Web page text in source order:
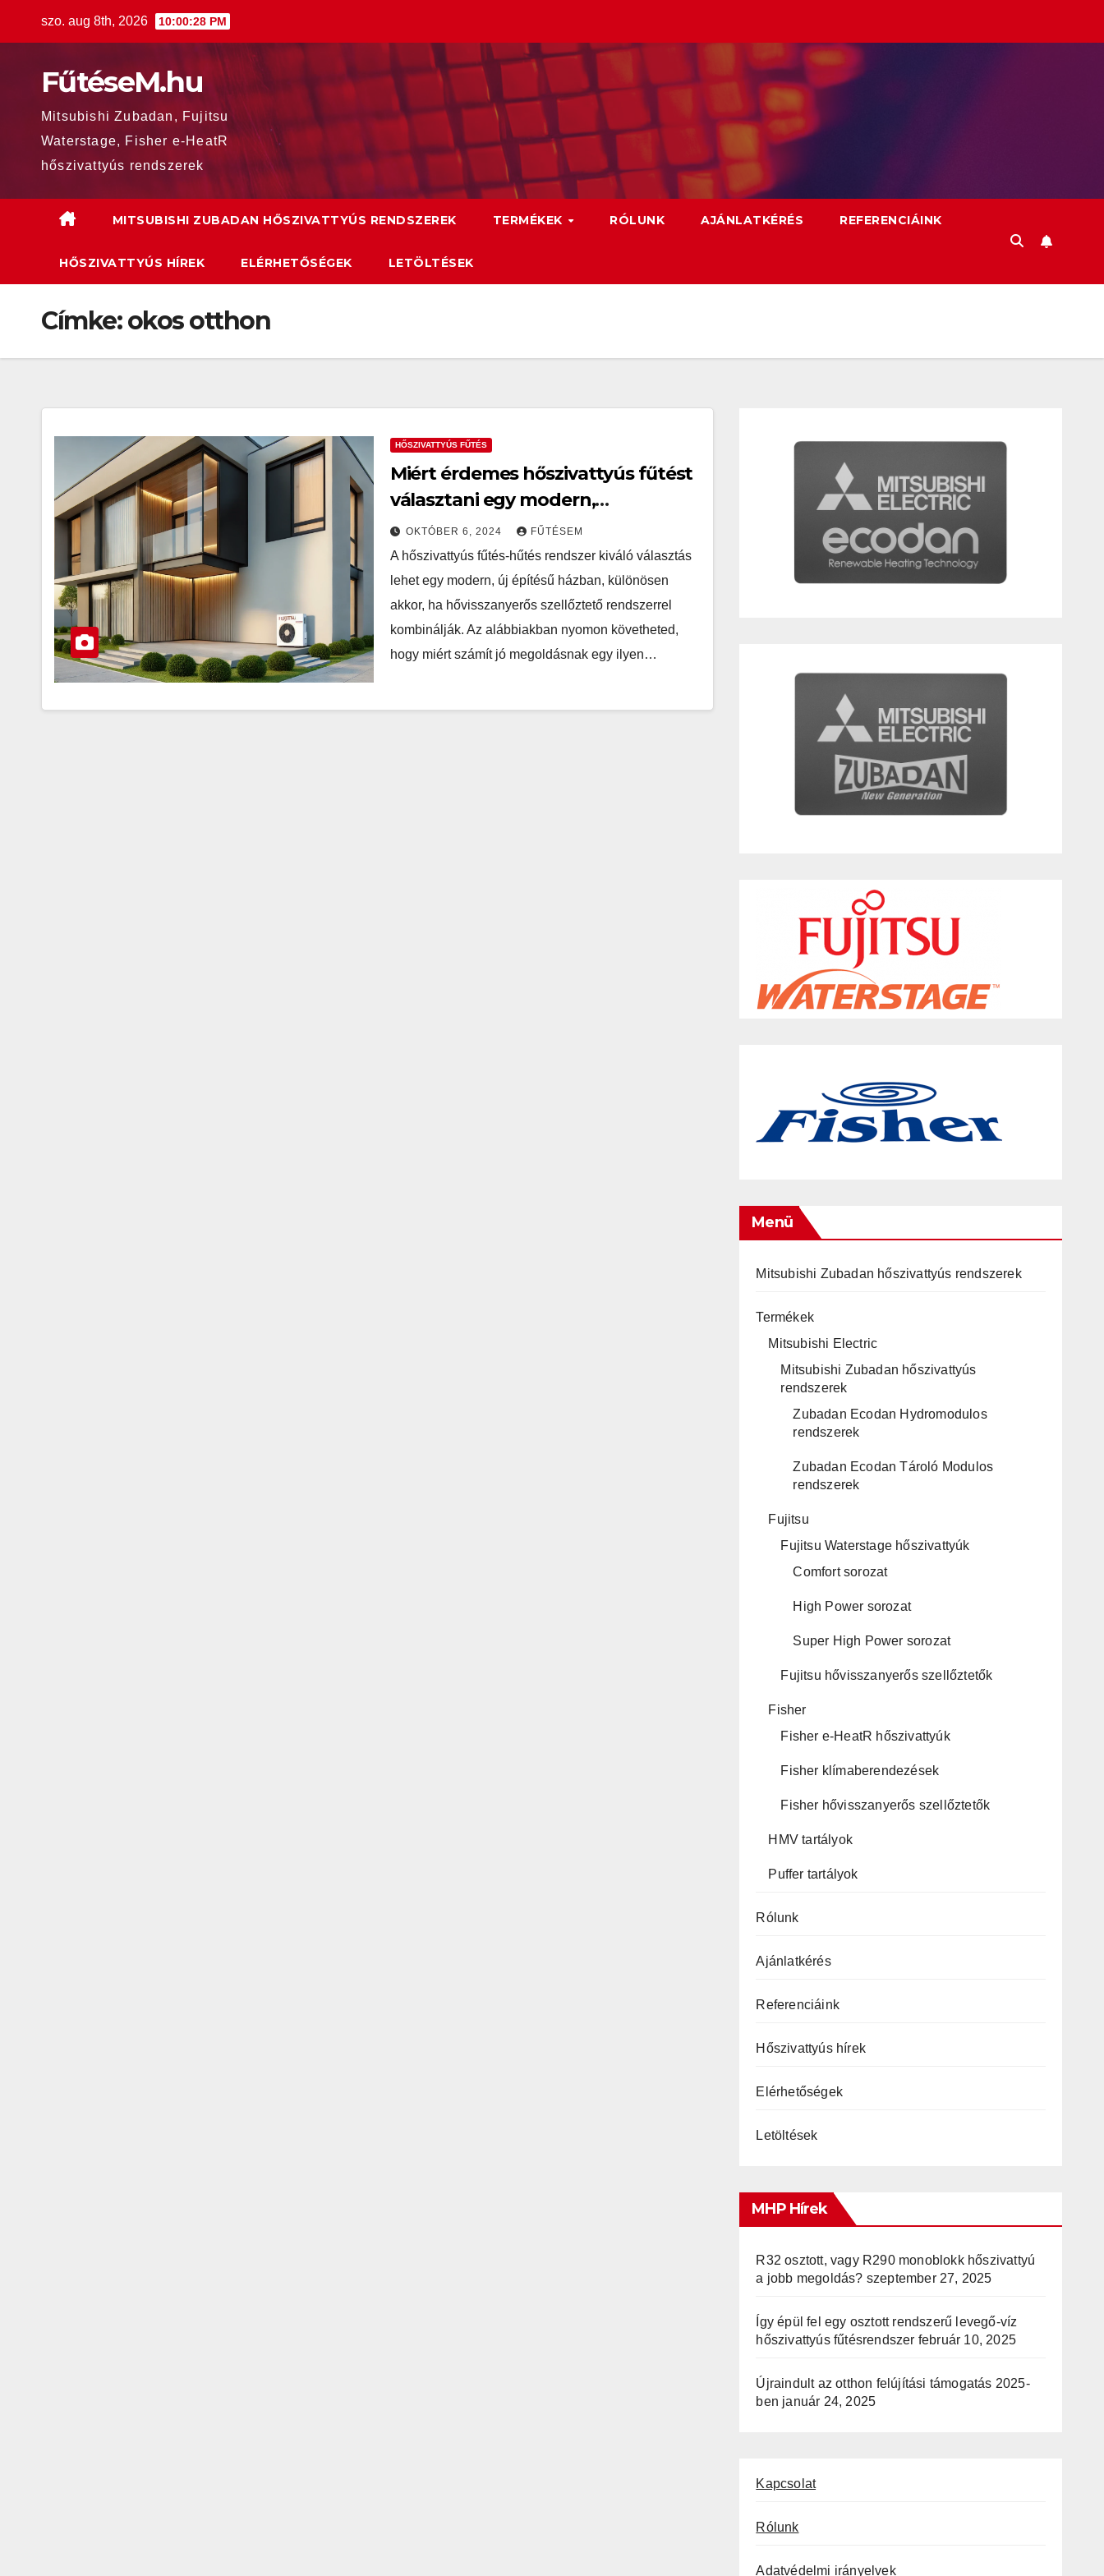
szo. aug 8th, 2026 10:00:29 PM
FűtéseM.hu
Mitsubishi Zubadan, Fujitsu
Waterstage, Fisher e-HeatR
hőszivattyús rendszerek
MITSUBISHI ZUBADAN HŐSZIVATTYÚS RENDSZEREK TERMÉKEK RÓLUNK AJÁNLATKÉRÉS REFERENCIÁINK
HŐSZIVATTYÚS HÍREK ELÉRHETŐSÉGEK LETÖLTÉSEK
Címke:okos otthon
HŐSZIVATTYÚS FŰTÉS
Miért érdemes hőszivattyús fűtést
választani egy modern,
hővisszanyerős szellőztetéssel
felszerelt otthonhoz?
OKTÓBER 6, 2024 FŰTÉSEM
A hőszivattyús fűtés-hűtés rendszer kiváló választás
lehet egy modern, új építésű házban, különösen
akkor, ha hővisszanyerős szellőztető rendszerrel
kombinálják. Az alábbiakban nyomon követheted,
hogy miért számít jó megoldásnak egy ilyen…
Menü
Mitsubishi Zubadan hőszivattyús rendszerek
Termékek
Mitsubishi Electric
Mitsubishi Zubadan hőszivattyús
rendszerek
Zubadan Ecodan Hydromodulos
rendszerek
Zubadan Ecodan Tároló Modulos
rendszerek
Fujitsu
Fujitsu Waterstage hőszivattyúk
Comfort sorozat
High Power sorozat
Super High Power sorozat
Fujitsu hővisszanyerős szellőztetők
Fisher
Fisher e-HeatR hőszivattyúk
Fisher klímaberendezések
Fisher hővisszanyerős szellőztetők
HMV tartályok
Puffer tartályok
Rólunk
Ajánlatkérés
Referenciáink
Hőszivattyús hírek
Elérhetőségek
Letöltések
MHP Hírek
R32 osztott, vagy R290 monoblokk hőszivattyú
a jobb megoldás? szeptember 27, 2025
Így épül fel egy osztott rendszerű levegő-víz
hőszivattyús fűtésrendszer február 10, 2025
Újraindult az otthon felújítási támogatás 2025-
ben január 24, 2025
Kapcsolat
Rólunk
Adatvédelmi irányelvek